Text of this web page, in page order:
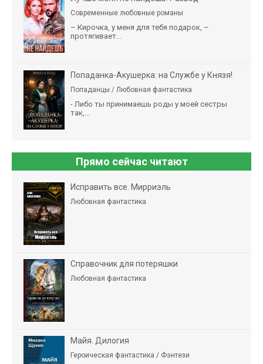
Современные любовные романы
– Кирочка, у меня для тебя подарок, –
протягивает...
Попаданка-Акушерка: на Службе у Князя!
Попаданцы / Любовная фантастика
- Либо ты принимаешь роды у моей сестры
так,...
Прямо сейчас читают
Исправить все. Мирриэль
Любовная фантастика
Справочник для потеряшки
Любовная фантастика
Майя. Дилогия
Героическая фантастика / Фэнтези